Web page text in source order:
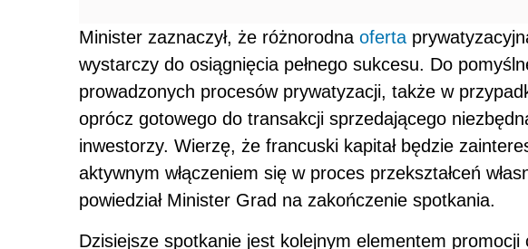
Minister zaznaczył, że różnorodna oferta
wystarczy do osiągnięcia pełnego sukcesu. Do
prowadzonych procesów prywatyzacji, także w
oprócz gotowego do transakcji sprzedającego
inwestorzy. Wierzę, że francuski kapitał będzie
aktywnym włączeniem się w proces przekształceń
powiedział Minister Grad na zakończenie spotkania.
Dzisiejsze spotkanie jest kolejnym elementem promocji